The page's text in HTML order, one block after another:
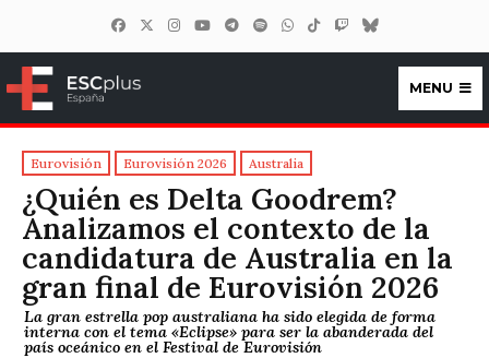
ESCplus España
MENU
Eurovisión Eurovisión 2026 Australia
¿Quién es Delta Goodrem?
Analizamos el contexto de la
candidatura de Australia en la
gran final de Eurovisión 2026
La gran estrella pop australiana ha sido elegida de forma
interna con el tema «Eclipse» para ser la abanderada del
país oceánico en el Festival de Eurovisión